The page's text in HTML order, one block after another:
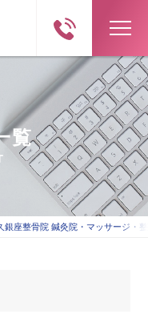
覧
座整骨院 鍼灸院・マッサージ・